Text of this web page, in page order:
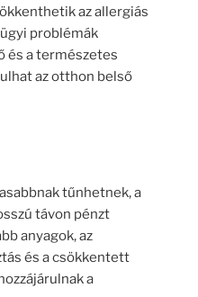
az allergiás
problémák
és a természetes
az otthon belső
tűnhetnek, a
távon pénzt
anyagok, az
és a csökkentett
a